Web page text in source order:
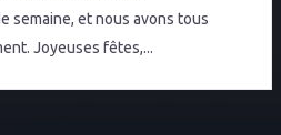
semaine, et nous avons tous
Joyeuses fêtes,...